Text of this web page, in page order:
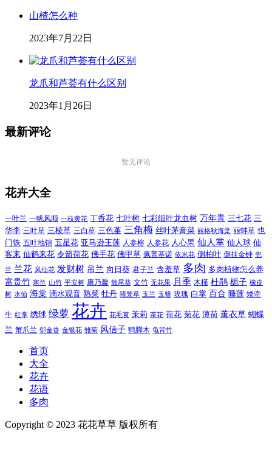
山楂怎么种
2023年7月22日
龙爪和芦荟有什么区别
2023年1月26日
最新评论
暂无评论
花卉大全
一叶兰 一帆风顺 一枝黄花 丁香花 七叶树 七彩细叶龙血树 万年青 三七花 三
华李 三叶草 三棱草 三白草 三色堇 三角梅 丝叶茅膏菜 丽格秋海棠 丽蚌草 也
门铁 五叶地锦 五星花 亚马逊王莲 人参榕 人参花 人心果 仙人掌 仙人球 仙
客来 仙鹤来花 令箭荷花 佛手花 佛甲草 佩普基诺 依米花 侧柏叶 倒挂金钟 兜
兰 兰花 凤仙花 发财树 吊兰 向日葵 君子兰 含羞草 多肉 多肉植物怎么养
富贵竹 寒兰 山竹 平安树 康乃馨 散尾葵 文竹 无花果 月季 木槿 杜鹃 栀子 橡皮
树 水仙 海棠 滴水观音 熟菜 牡丹 猪笼草 玉兰 玉簪 玫瑰 白掌 百合 睡莲 矮牵
牛 红掌 绣球 绿萝 花卉 花毛茛 茉莉 茶花 荷花 菊花 薄荷 薰衣草 蝴蝶
兰 蟹爪兰 郁金香 金银花 雏菊 风信子 鸭脚木 龟背竹
首页
大全
花卉
花语
多肉
Copyright © 2023 花花草草 版权所有